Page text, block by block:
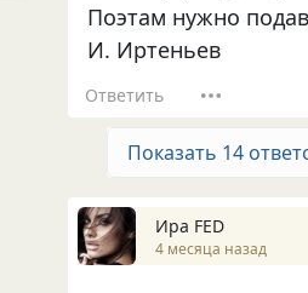
Поэтам нужно
И. Иртеньев
Ответить
Показать 14
Ира FED
4 месяца назад